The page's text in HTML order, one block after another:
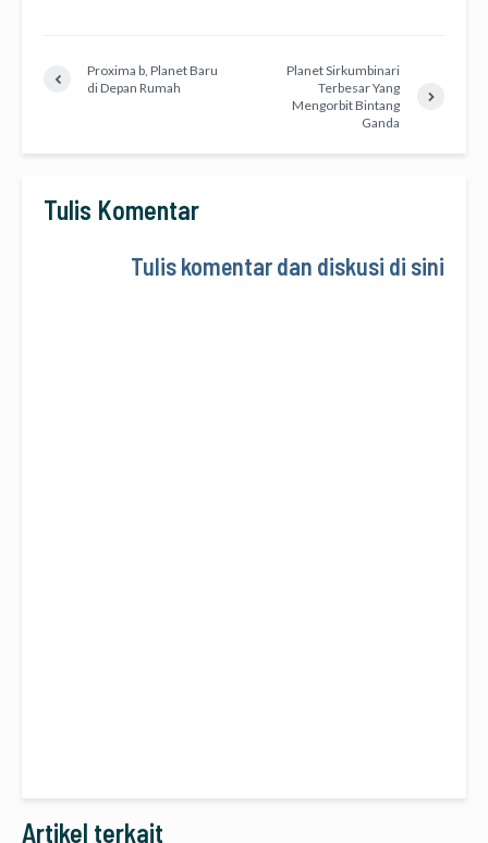
Proxima b, Planet Baru
di Depan Rumah
Planet Sirkumbinari
Terbesar Yang
Mengorbit Bintang
Ganda
Tulis Komentar
Tulis komentar dan diskusi di sini
Artikel terkait